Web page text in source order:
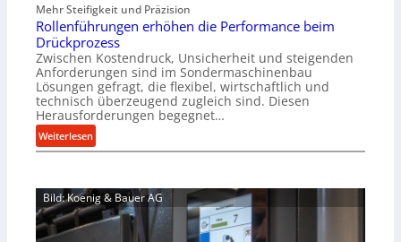
n
g
e
n
t
s
p
a
n
s
i
c
a
u
B
e
s
t
e
l
u
n
g
l
l
A
b
o
u
t
A
u
m
a
Mehr Steifigkeit und Präzision
Rollenführungen erhöhen die Performance beim
Drückprozess
Zwischen Kostendruck, Unsicherheit und steigenden
Anforderungen sind im Sondermaschinenbau
Lösungen gefragt, die flexibel, wirtschaftlich und
technisch überzeugend zugleich sind. Diesen
Herausforderungen begegnet…
Weiterlesen:
R
l
l
e
Bild: Koenig & Bauer AG